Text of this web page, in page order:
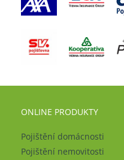
ONLINE PRODUKTY
Pojištění domácnosti
Pojištění nemovitosti